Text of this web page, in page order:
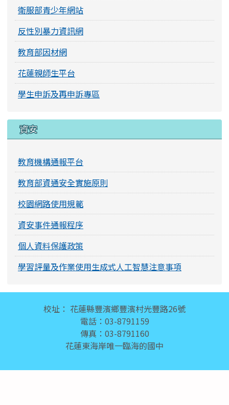
衛服部青少年網站
反性別暴力資訊網
教育部因材網
花蓮親師生平台
學生申訴及再申訴專區
資安
教育機構通報平台
教育部資通安全實施原則
校園網路使用規範
資安事件通報程序
個人資料保護政策
學習評量及作業使用生成式人工智慧注意事項
頁尾區域內容
校址： 花蓮縣豐濱鄉豐濱村光豐路26號
電話：03-8791159
傳真：03-8791160
花蓮東海岸唯一臨海的國中